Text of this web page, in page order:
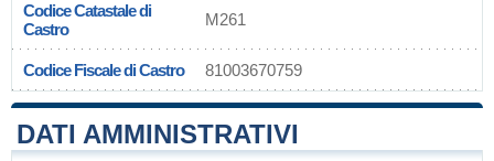
Codice Catastale di
Castro
M261
Codice Fiscale di Castro 81003670759
DATI AMMINISTRATIVI